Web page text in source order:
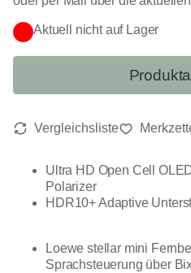
Ultra HD Open Cell
Polarizer
HDR10+ Adaptive
Loewe stellar mini
Sprachsteuerung über
Aktuell nicht auf Lager